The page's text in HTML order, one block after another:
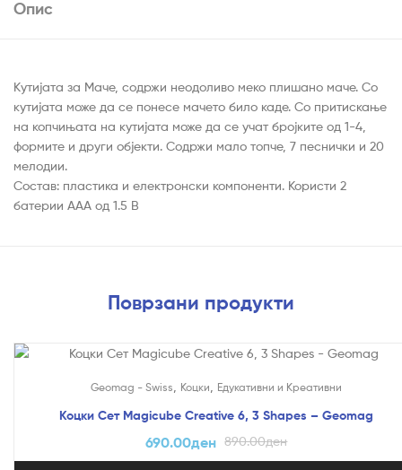
Опис
Кутијата за Маче, содржи неодоливо меко плишано маче. Со
кутијата може да се понесе мачето било каде. Со притискање
на копчињата на кутијата може да се учат бројките од 1-4,
формите и други објекти. Содржи мало топче, 7 песнички и 20
мелодии.
Состав: пластика и електронски компоненти. Користи 2
батерии ААА од 1.5 В
Поврзани продукти
Geomag - Swiss Коцки Едукативни и Креативни
Коцки Сет Magicube Creative 6, 3 Shapes – Geomag
890.00ден
690.00ден